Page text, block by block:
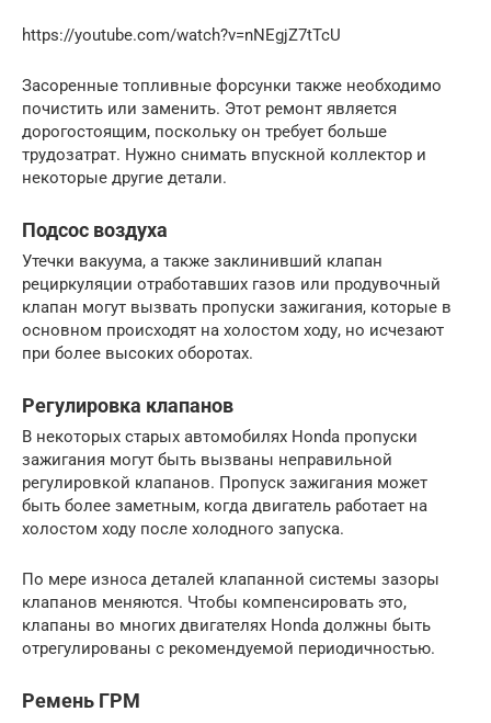
https://youtube.com/watch?v=nNEgjZ7tTcU
Засоренные топливные форсунки также необходимо
почистить или заменить. Этот ремонт является
дорогостоящим, поскольку он требует больше
трудозатрат. Нужно снимать впускной коллектор и
некоторые другие детали.
Подсос воздуха
Утечки вакуума, а также заклинивший клапан
рециркуляции отработавших газов или продувочный
клапан могут вызвать пропуски зажигания, которые в
основном происходят на холостом ходу, но исчезают
при более высоких оборотах.
Регулировка клапанов
В некоторых старых автомобилях Honda пропуски
зажигания могут быть вызваны неправильной
регулировкой клапанов. Пропуск зажигания может
быть более заметным, когда двигатель работает на
холостом ходу после холодного запуска.
По мере износа деталей клапанной системы зазоры
клапанов меняются. Чтобы компенсировать это,
клапаны во многих двигателях Honda должны быть
отрегулированы с рекомендуемой периодичностью.
Ремень ГРМ